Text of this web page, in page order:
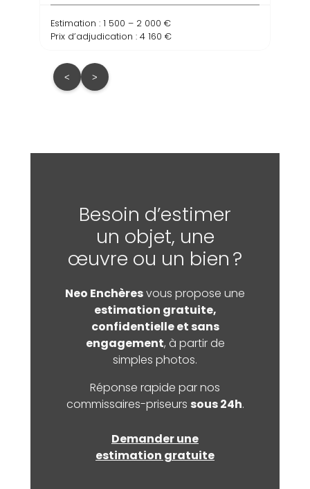
Estimation : 1 500 – 2 000 €
Prix d’adjudication : 4 160 €
< >
Besoin d’estimer
un objet, une
œuvre ou un bien ?
Neo Enchèresvous propose une
estimation gratuite,
confidentielle et sans
engagement, à partir de
simples photos.
Réponse rapide par nos
commissaires-priseurs sous 24h.
Demander une
estimation gratuite